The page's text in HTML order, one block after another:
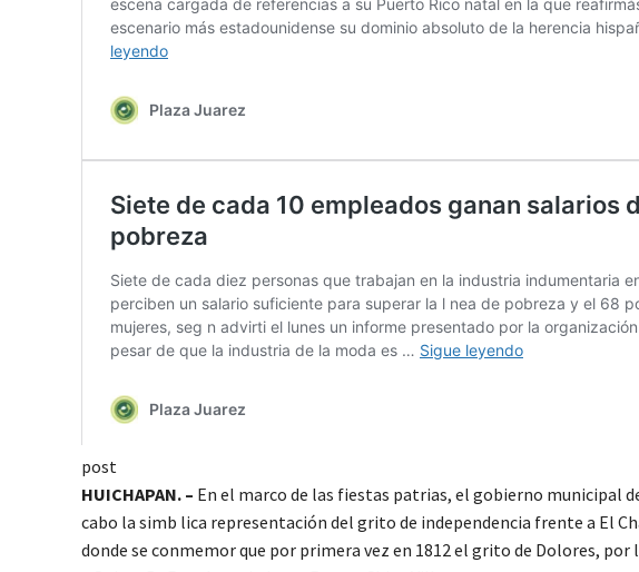
post
HUICHAPAN. – En el marco de las fiestas patrias, el gobierno municipal
cabo la simb lica representación del grito de independencia frente a El
donde se conmemor que por primera vez en 1812 el grito de Dolores, por